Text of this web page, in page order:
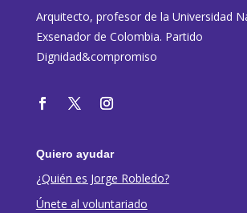
Arquitecto, profesor de la Universidad
Exsenador de Colombia. Partido
Dignidad&compromiso
Quiero ayudar
¿Quién es Jorge Robledo?
Únete al voluntariado